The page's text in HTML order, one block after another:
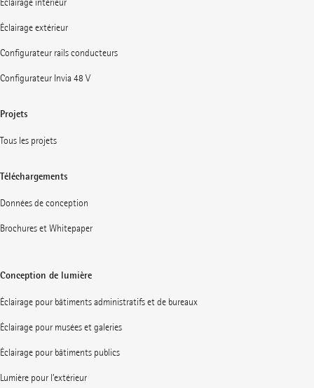
Éclairage intérieur
Éclairage extérieur
Configurateur rails conducteurs
Configurateur Invia 48 V
Projets
Tous les projets
Téléchargements
Données de conception
Brochures et Whitepaper
Conception de lumière
Éclairage pour bâtiments administratifs et de bureaux
Éclairage pour musées et galeries
Éclairage pour bâtiments publics
Lumière pour l’extérieur